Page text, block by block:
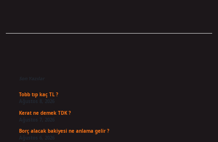
Son Yazılar
Tobb tıp kaç TL ?
Ağustos 8, 2026
Kerat ne demek TDK ?
Ağustos 7, 2026
Borç alacak bakiyesi ne anlama gelir ?
Ağustos 6, 2026